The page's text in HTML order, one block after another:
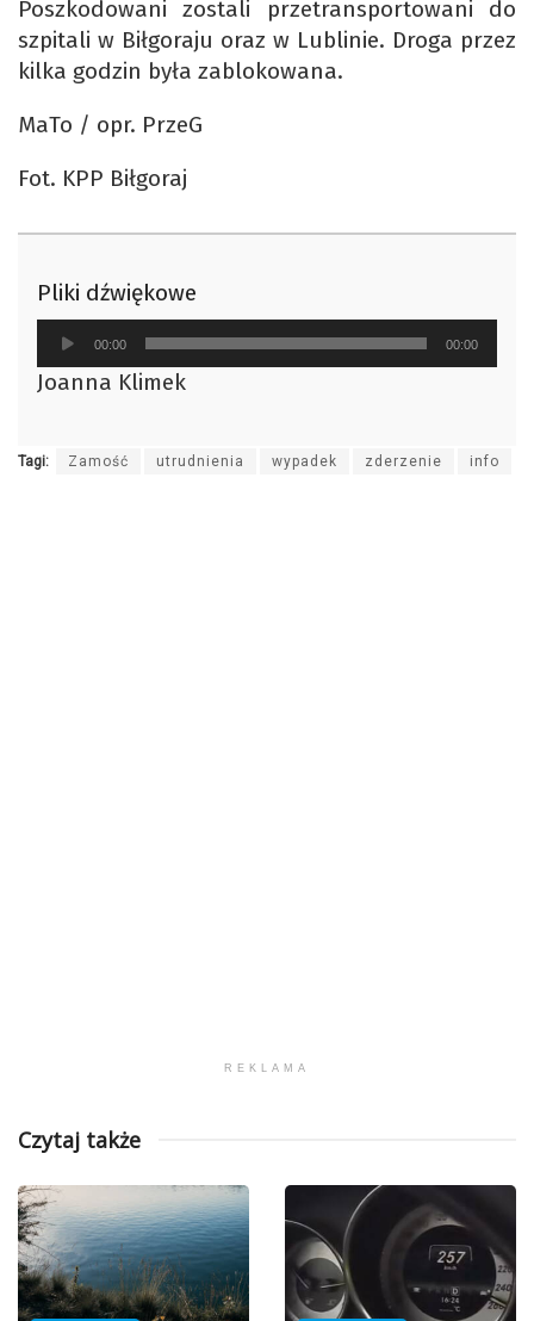
Poszkodowani zostali przetransportowani do
szpitali w Biłgoraju oraz w Lublinie. Droga przez
kilka godzin była zablokowana.
MaTo / opr. PrzeG
Fot. KPP Biłgoraj
Pliki dźwiękowe
Odtwarzacz
plików
dźwiękowych
00:00 00:00
Joanna Klimek
Tagi: Zamość utrudnienia wypadek zderzenie info
REKLAMA
Czytaj także